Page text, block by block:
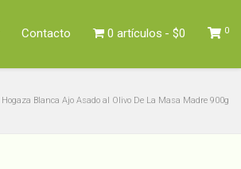
Contacto 0 artículos $0 0
Hogaza Blanca Ajo Asado al Olivo De La Masa Madre 900g